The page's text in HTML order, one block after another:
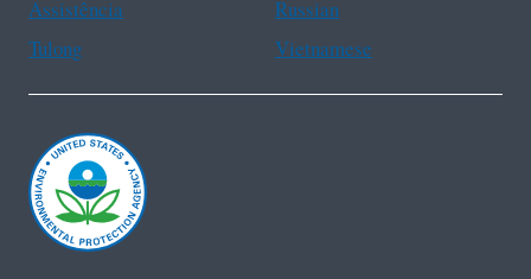
Assistência
Russian
Tulong
Vietnamese